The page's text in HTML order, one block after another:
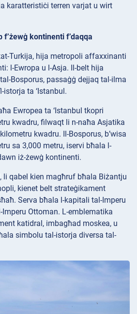
karatteristiċi terren varjat u wirt
kontinenti f’daqqa
Turkija, hija metropoli affaxxinanti
l-Ewropa u l-Asja. Il-belt hija
Bosporus, passaġġ dejjaq tal-ilma
ta ‘Istanbul.
Ewropea ta ‘Istanbul tkopri
kwadru, filwaqt li n-naħa Asjatika
kwadru. Il-Bosporus, b’wisa
sa 3,000 metru, iservi bħala l-
iż-żewġ kontinenti.
li qabel kien magħruf bħala Biżantju
kienet belt strateġikament
Serva bħala l-kapitali tal-Imperu
Ottoman. L-emblematika
katidral, imbagħad moskea, u
simbolu tal-istorja diversa tal-